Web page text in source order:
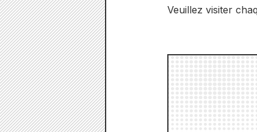
Veuillez visiter